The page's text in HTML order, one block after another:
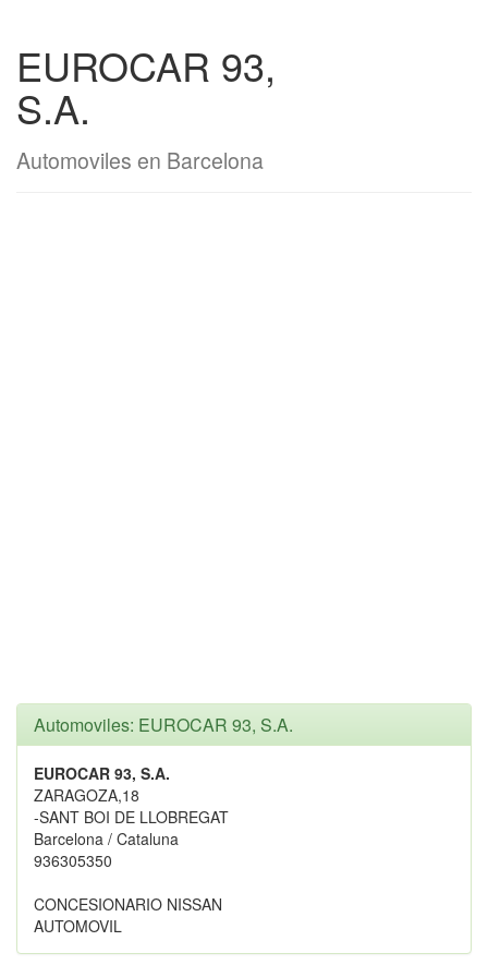
EUROCAR 93,
S.A.
Automoviles en Barcelona
Automoviles: EUROCAR 93, S.A.
EUROCAR 93, S.A.
ZARAGOZA,18
-SANT BOI DE LLOBREGAT
Barcelona / Cataluna
936305350
CONCESIONARIO NISSAN
AUTOMOVIL